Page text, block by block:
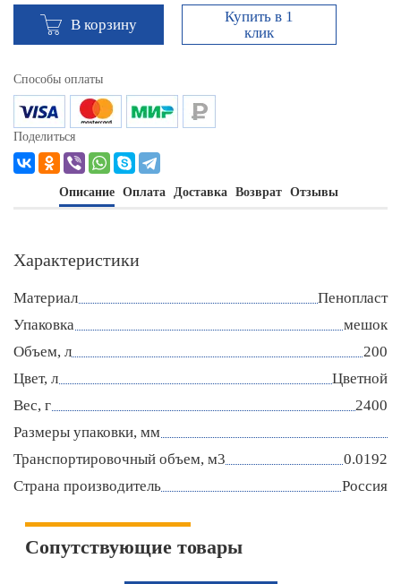
В корзину
Купить в 1
клик
Способы оплаты
Поделиться
Описание Оплата Доставка Возврат Отзывы
Характеристики
Материал
Пенопласт
Упаковка
мешок
Объем, л
200
Цвет, л
Цветной
Вес, г
2400
Размеры упаковки, мм
Транспортировочный объем, м3
0.0192
Страна производитель
Россия
Сопутствующие товары